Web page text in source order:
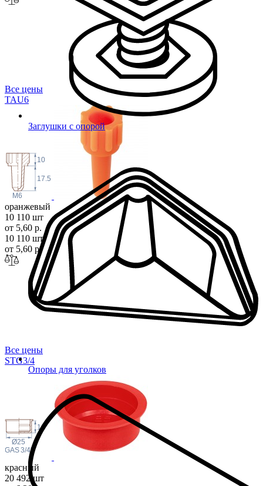
Заглушки с опорой
Опоры для уголков
Все цены
TAU6
10
17.5
M6
оранжевый
10 110 шт
от 5,60 р.
10 110 шт
от 5,60 р.
Все цены
STG3/4
11
Ø25
GAS3/4"
красный
20 492 шт